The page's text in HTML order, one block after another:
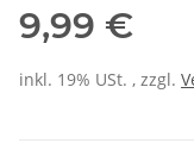
9,99 €
inkl. 19% USt. , zzgl.